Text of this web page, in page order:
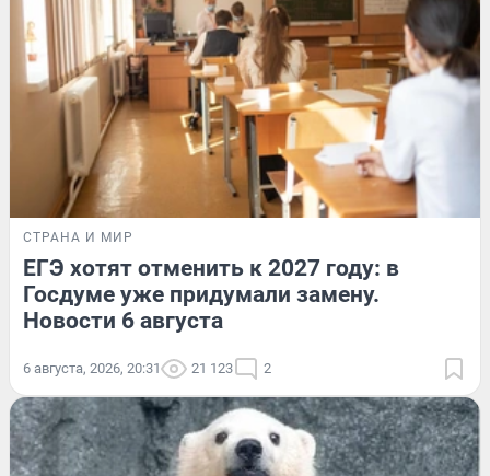
СТРАНА И МИР
ЕГЭ хотят отменить к 2027 году: в
Госдуме уже придумали замену.
Новости 6 августа
6 августа, 2026, 20:31 21 123 2